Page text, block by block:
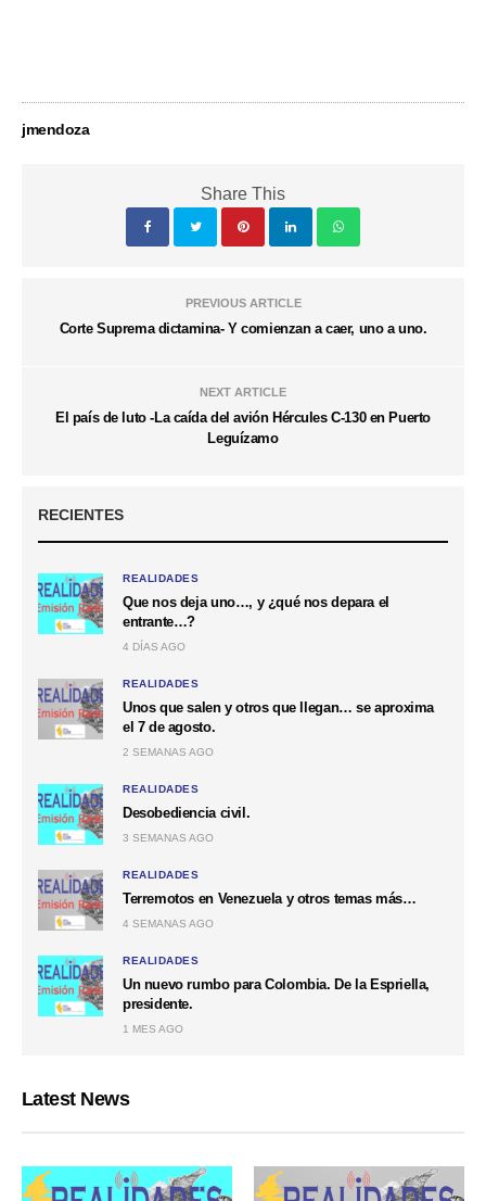
jmendoza
Share This
PREVIOUS ARTICLE
Corte Suprema dictamina- Y comienzan a caer, uno a uno.
NEXT ARTICLE
El país de luto -La caída del avión Hércules C-130 en Puerto
Leguízamo
RECIENTES
REALIDADES
Que nos deja uno…, y ¿qué nos depara el
entrante…?
4 DÍAS AGO
REALIDADES
Unos que salen y otros que llegan… se aproxima
el 7 de agosto.
2 SEMANAS AGO
REALIDADES
Desobediencia civil.
3 SEMANAS AGO
REALIDADES
Terremotos en Venezuela y otros temas más…
4 SEMANAS AGO
REALIDADES
Un nuevo rumbo para Colombia. De la Espriella,
presidente.
1 MES AGO
Latest News